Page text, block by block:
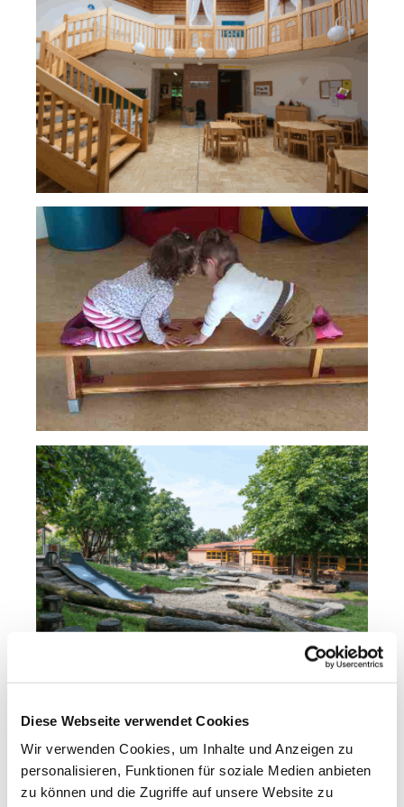
Diese Webseite verwendet Cookies
Wir verwenden Cookies, um Inhalte und Anzeigen zu
personalisieren, Funktionen für soziale Medien anbieten
zu können und die Zugriffe auf unsere Website zu